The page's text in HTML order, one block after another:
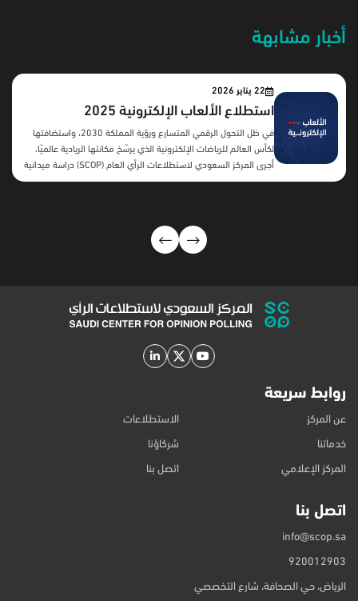
أخبار مشابهة
22 يناير 2026
استطلاع الألعاب الإلكترونية 2025
في ظل التحول الرقمي المتسارع ورؤية المملكة 2030، واستضافتها
لكأس العالم للرياضات الإلكترونية الذي يرسّخ مكانتها الريادية عالميًا،
أجرى المركز السعودي لاستطلاعات الرأي العام (SCOP) دراسة ميدانية
شاملة لعام 2025 لفهم سلوكيات وتفضيلات اللاعبين السعوديين،
فأكبر)، يمثلون 96% من المجتمع السعودي وفق مسوح الهيئة العامة
روابط سريعة
عن المركز الاستطلاعات
خدماتنا شركاؤنا
المركز الإعلامي اتصل بنا
اتصل بنا
info@scop.sa
920012903
الرياض، حي الصحافة، شارع التخصصي